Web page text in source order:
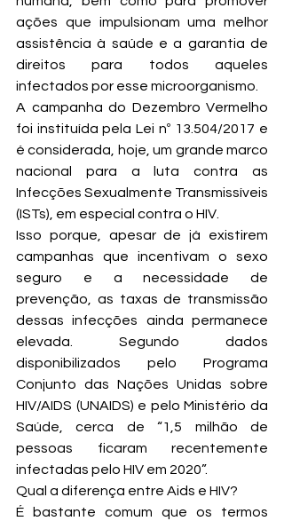
ações que impulsionam uma melhor
assistência à saúde e a garantia de
direitos para todos aqueles
infectados por esse microorganismo.
A campanha do Dezembro Vermelho
foi instituída pela Lei nº 13.504/2017 e
é considerada, hoje, um grande marco
nacional para a luta contra as
Infecções Sexualmente Transmissíveis
(ISTs), em especial contra o HIV.
Isso porque, apesar de já existirem
campanhas que incentivam o sexo
seguro e a necessidade de
prevenção, as taxas de transmissão
dessas infecções ainda permanece
elevada. Segundo dados
disponibilizados pelo Programa
Conjunto das Nações Unidas sobre
HIV/AIDS (UNAIDS) e pelo Ministério da
Saúde, cerca de “1,5 milhão de
pessoas ficaram recentemente
infectadas pelo HIV em 2020”.
Qual a diferença entre Aids e HIV?
É bastante comum que os termos